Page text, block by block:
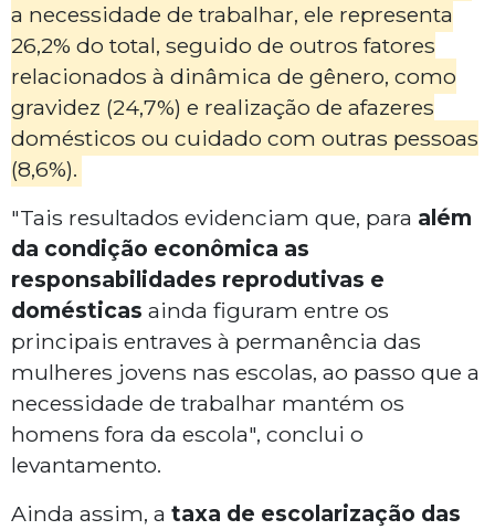
a necessidade de trabalhar, ele representa
26,2% do total, seguido de outros fatores
relacionados à dinâmica de gênero, como
gravidez (24,7%) e realização de afazeres
domésticos ou cuidado com outras pessoas
(8,6%).
"Tais resultados evidenciam que, para além
da condição econômica as
responsabilidades reprodutivas e
domésticas ainda figuram entre os
principais entraves à permanência das
mulheres jovens nas escolas, ao passo que a
necessidade de trabalhar mantém os
homens fora da escola", conclui o
levantamento.
Ainda assim, a taxa de escolarização das